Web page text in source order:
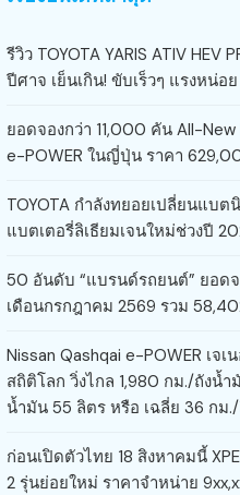
รีวิว TOYOTA YARIS ATIV HEV
ปีศาจ เย็นเกิน! ขับเร็วๆ แรงหน่อ
ยอดจองกว่า 11,000 คัน All-New
e-POWER ในญี่ปุ่น ราคา
TOYOTA กำลังทยอยเปลี่ยนแบต
แบตเตอรี่ลิเธียมเจนใหม่ช่วงปี
50 อันดับ “แบรนด์รถยนต์” ยอด
เดือนกรกฎาคม 2569 รวม
Nissan Qashqai e-POWER เจเ
สถิติโลก วิ่งไกล 1,980 กม./ถังน้
น้ำมัน 55 ลิตร หรือ เฉลี่ย 36 กม
ก่อนเปิดตัวไทย 18 สิงหาคมนี้
2 รุ่นย่อยใหม่ ราคาจำหน่าย